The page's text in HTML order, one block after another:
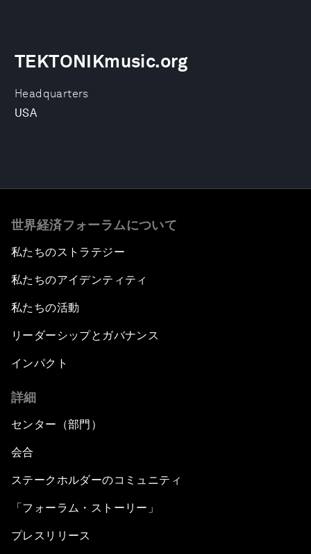
Headquarters
USA
TEKTONIKmusic.org
世界経済フォーラムについて
私たちのストラテジー
私たちのアイデンティティ
私たちの活動
リーダーシップとガバナンス
インパクト
詳細
センター（部門）
会合
ステークホルダーのコミュニティ
「フォーラム・ストーリー」
プレスリリース